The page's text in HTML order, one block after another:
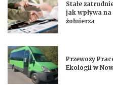
Stałe
jak wpływa
żołnierza
Przewozy
Ekologii w